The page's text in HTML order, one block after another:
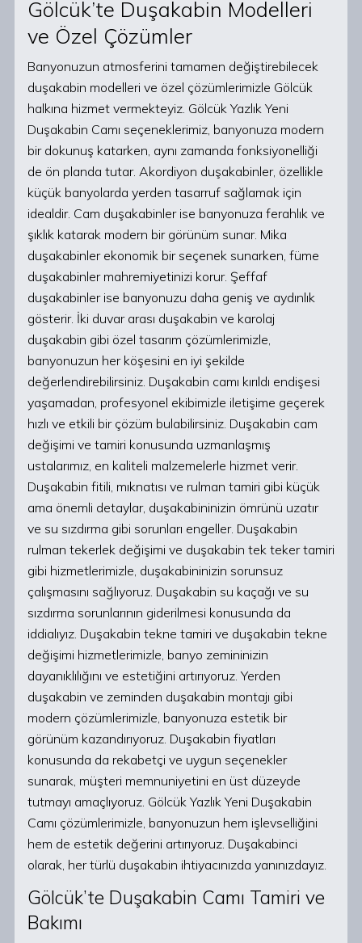
Gölcük’te Duşakabin Modelleri
ve Özel Çözümler
Banyonuzun atmosferini tamamen değiştirebilecek
duşakabin modelleri ve özel çözümlerimizle Gölcük
halkına hizmet vermekteyiz. Gölcük Yazlık Yeni
Duşakabin Camı seçeneklerimiz, banyonuza modern
bir dokunuş katarken, aynı zamanda fonksiyonelliği
de ön planda tutar. Akordiyon duşakabinler, özellikle
küçük banyolarda yerden tasarruf sağlamak için
idealdir. Cam duşakabinler ise banyonuza ferahlık ve
şıklık katarak modern bir görünüm sunar. Mika
duşakabinler ekonomik bir seçenek sunarken, füme
duşakabinler mahremiyetinizi korur. Şeffaf
duşakabinler ise banyonuzu daha geniş ve aydınlık
gösterir. İki duvar arası duşakabin ve karolaj
duşakabin gibi özel tasarım çözümlerimizle,
banyonuzun her köşesini en iyi şekilde
değerlendirebilirsiniz. Duşakabin camı kırıldı endişesi
yaşamadan, profesyonel ekibimizle iletişime geçerek
hızlı ve etkili bir çözüm bulabilirsiniz. Duşakabin cam
değişimi ve tamiri konusunda uzmanlaşmış
ustalarımız, en kaliteli malzemelerle hizmet verir.
Duşakabin fitili, mıknatısı ve rulman tamiri gibi küçük
ama önemli detaylar, duşakabininizin ömrünü uzatır
ve su sızdırma gibi sorunları engeller. Duşakabin
rulman tekerlek değişimi ve duşakabin tek teker tamiri
gibi hizmetlerimizle, duşakabininizin sorunsuz
çalışmasını sağlıyoruz. Duşakabin su kaçağı ve su
sızdırma sorunlarının giderilmesi konusunda da
iddialıyız. Duşakabin tekne tamiri ve duşakabin tekne
değişimi hizmetlerimizle, banyo zemininizin
dayanıklılığını ve estetiğini artırıyoruz. Yerden
duşakabin ve zeminden duşakabin montajı gibi
modern çözümlerimizle, banyonuza estetik bir
görünüm kazandırıyoruz. Duşakabin fiyatları
konusunda da rekabetçi ve uygun seçenekler
sunarak, müşteri memnuniyetini en üst düzeyde
tutmayı amaçlıyoruz. Gölcük Yazlık Yeni Duşakabin
Camı çözümlerimizle, banyonuzun hem işlevselliğini
hem de estetik değerini artırıyoruz. Duşakabinci
olarak, her türlü duşakabin ihtiyacınızda yanınızdayız.
Gölcük’te Duşakabin Camı Tamiri ve
Bakımı